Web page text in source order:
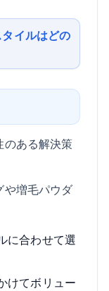
イルはどの
のある解決策
や増毛パウダ
に合わせて選
けてボリュー